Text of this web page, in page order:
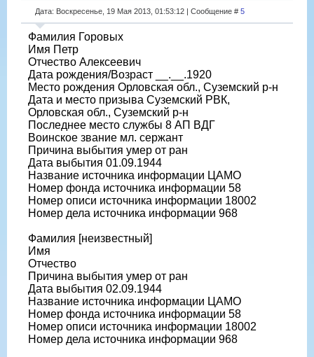
Дата: Воскресенье, 19 Мая 2013, 01:53:12 | Сообщение # 5
Фамилия Горовых
Имя Петр
Отчество Алексеевич
Дата рождения/Возраст __.__.1920
Место рождения Орловская обл., Суземский р-н
Дата и место призыва Суземский РВК,
Орловская обл., Суземский р-н
Последнее место службы 8 АП ВДГ
Воинское звание мл. сержант
Причина выбытия умер от ран
Дата выбытия 01.09.1944
Название источника информации ЦАМО
Номер фонда источника информации 58
Номер описи источника информации 18002
Номер дела источника информации 968
Фамилия [неизвестный]
Имя
Отчество
Причина выбытия умер от ран
Дата выбытия 02.09.1944
Название источника информации ЦАМО
Номер фонда источника информации 58
Номер описи источника информации 18002
Номер дела источника информации 968